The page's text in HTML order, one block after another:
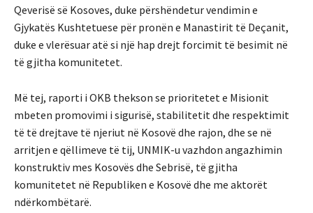
Qeverisë së Kosoves, duke përshëndetur vendimin e
Gjykatës Kushtetuese për pronën e Manastirit të Deçanit,
duke e vlerësuar atë si një hap drejt forcimit të besimit në
të gjitha komunitetet.
Më tej, raporti i OKB thekson se prioritetet e Misionit
mbeten promovimi i sigurisë, stabilitetit dhe respektimit
të të drejtave të njeriut në Kosovë dhe rajon, dhe se në
arritjen e qëllimeve të tij, UNMIK-u vazhdon angazhimin
konstruktiv mes Kosovës dhe Sebrisë, të gjitha
komunitetet në Republiken e Kosovë dhe me aktorët
ndërkombëtarë.